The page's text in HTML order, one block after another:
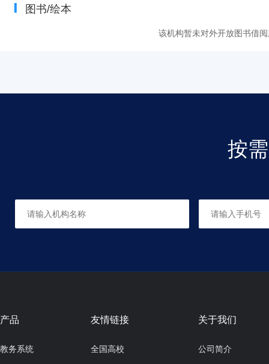
适合人群：不限人群
图书/绘本
该机构暂未对外开放图书借
按
产品
教务系统
友情链接
全国高校
关于我们
公司简介